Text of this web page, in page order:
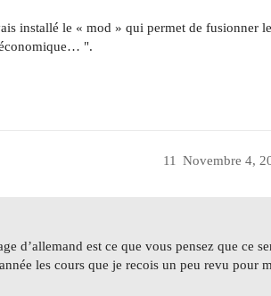
installé le « mod » qui permet de fusionner
économique… ".
Novembre 4,
11
d’allemand est ce que vous pensez que ce
les cours que je recois un peu revu pour